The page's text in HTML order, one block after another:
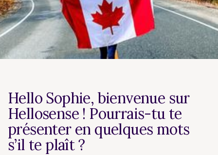
Hello Sophie, bienvenue sur
Hellosense ! Pourrais-tu te
présenter en quelques mots
s’il te plaît ?